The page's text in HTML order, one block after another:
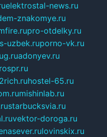
elektrostal-news.ru
znakomye.ru
pro-otdelky.ru
uzbek.ruporno-vk.ru
adonyev.ru
2rich.ruhostel-65.ru
mishinlab.ru
starbucksvia.ru
vektor-doroga.ru
lovinskix.ru